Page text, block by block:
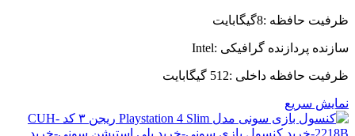
ظرفیت حافظه :8گیگابایت
سازنده پردازنده گرافیکی :Intel
ظرفیت حافظه داخلی :512 گیگابایت
نمایش سریع